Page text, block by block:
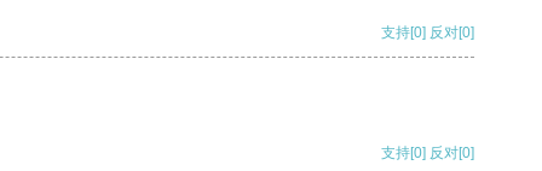
支持[0] 反对[0]
支持[0] 反对[0]